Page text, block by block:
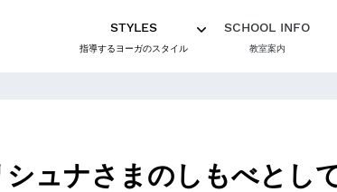
STYLES
指導するヨーガのスタイル
SCHOOL INFO
教室案内
シュナさまのしもべとし